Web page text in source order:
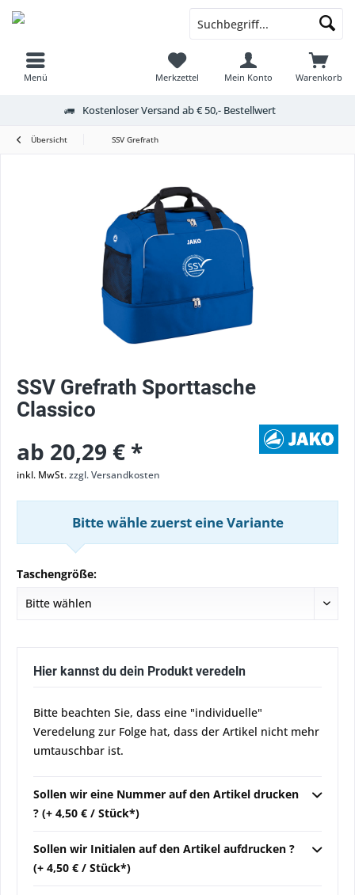
Menü Warenkorb
Merkzettel Mein Konto
Kostenloser Versand ab € 50,- Bestellwert
Übersicht SSV Grefrath
SSV Grefrath Sporttasche
Classico
ab 20,29 € *
inkl. MwSt.zzgl. Versandkosten
Bitte wähle zuerst eine Variante
Taschengröße:
Hier kannst du dein Produkt veredeln
Bitte beachten Sie, dass eine "individuelle"
Veredelung zur Folge hat, dass der Artikel nicht mehr
umtauschbar ist.
Sollen wir eine Nummer auf den Artikel drucken
? (+ 4,50 € / Stück*)
Sollen wir Initialen auf den Artikel aufdrucken ?
(+ 4,50 € / Stück*)